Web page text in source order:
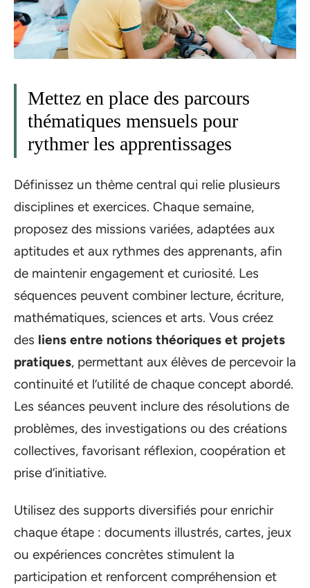
Mettez en place des parcours
thématiques mensuels pour
rythmer les apprentissages
Définissez un thème central qui relie plusieurs
disciplines et exercices. Chaque semaine,
proposez des missions variées, adaptées aux
aptitudes et aux rythmes des apprenants, afin
de maintenir engagement et curiosité. Les
séquences peuvent combiner lecture, écriture,
mathématiques, sciences et arts. Vous créez
des liens entre notions théoriques et projets
pratiques, permettant aux élèves de percevoir la
continuité et l’utilité de chaque concept abordé.
Les séances peuvent inclure des résolutions de
problèmes, des investigations ou des créations
collectives, favorisant réflexion, coopération et
prise d’initiative.
Utilisez des supports diversifiés pour enrichir
chaque étape : documents illustrés, cartes, jeux
ou expériences concrètes stimulent la
participation et renforcent compréhension et